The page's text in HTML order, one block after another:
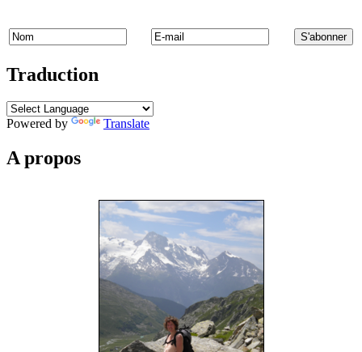
Traduction
Powered by Translate
A propos